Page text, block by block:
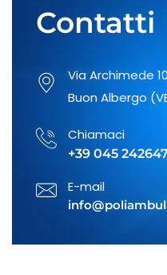
nei
Visite
Contatti
Via Archimede
Buon Albergo
Chiamaci
+39 045
E-mail